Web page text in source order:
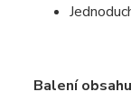
Balení